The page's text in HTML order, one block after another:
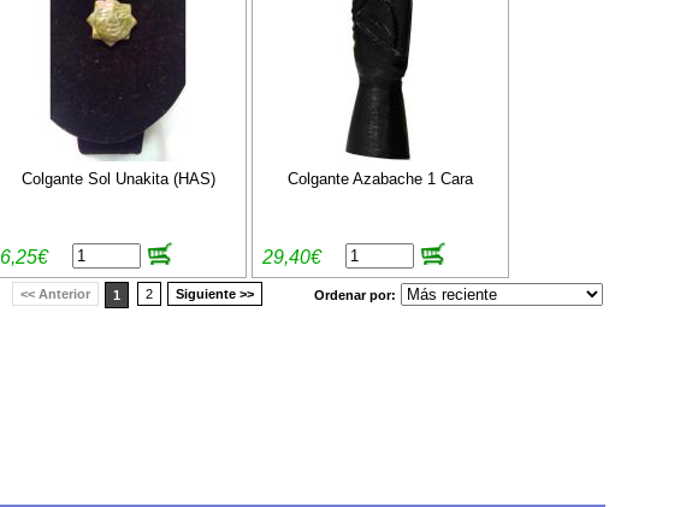
Colgante Sol Unakita (HAS)
6,25€
Colgante Azabache 1 Cara
29,40€
<< Anterior 1 2 Siguiente >> Ordenar por: